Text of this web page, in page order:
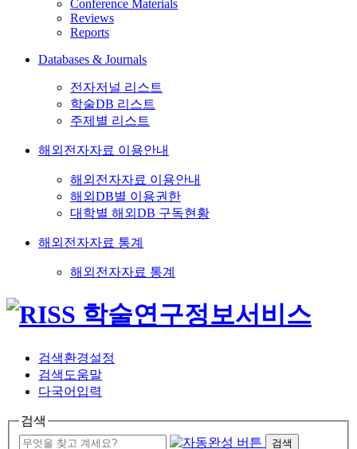
Conference Materials
Reviews
Reports
Databases & Journals
전자저널 리스트
학술DB 리스트
주제별 리스트
해외전자자료 이용안내
해외전자자료 이용안내
해외DB별 이용권한
대학별 해외DB 구독현황
해외전자자료 통계
해외전자자료 통계
검색환경설정
검색도움말
다국어입력
검색
검색